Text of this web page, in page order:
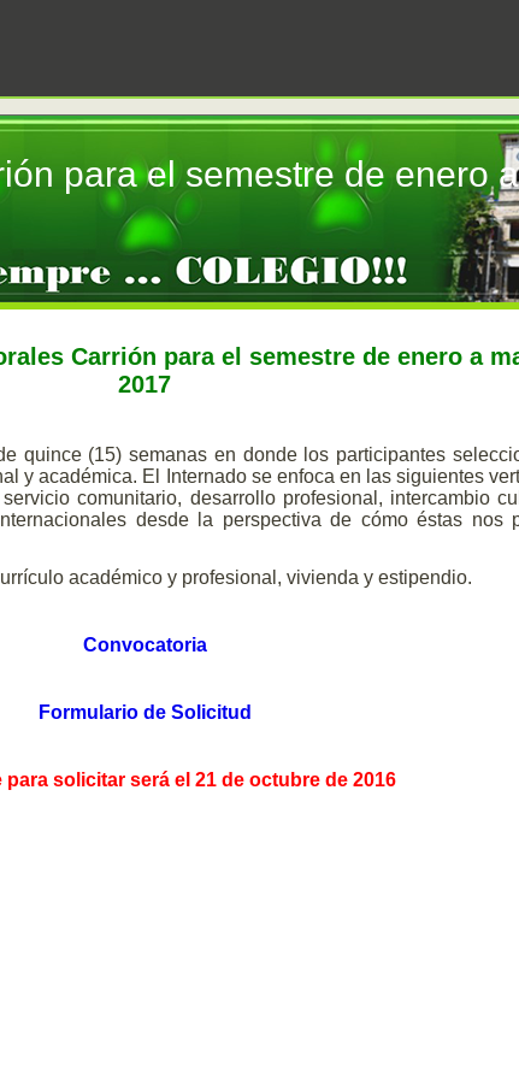
para el semestre de enero a
Carrión para el semestre de enero a
2017
quince (15) semanas en donde los participantes
y académica. El Internado se enfoca en las siguientes
servicio comunitario, desarrollo profesional, intercambio
desde la perspectiva de cómo éstas nos
académico y profesional, vivienda y estipendio.
Convocatoria
Formulario de Solicitud
para solicitar será el 21 de octubre de 2016